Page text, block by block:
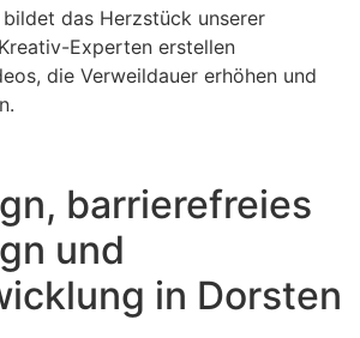
das Herzstück unserer
Experten erstellen
die Verweildauer erhöhen und
barrierefreies
und
in Dorsten